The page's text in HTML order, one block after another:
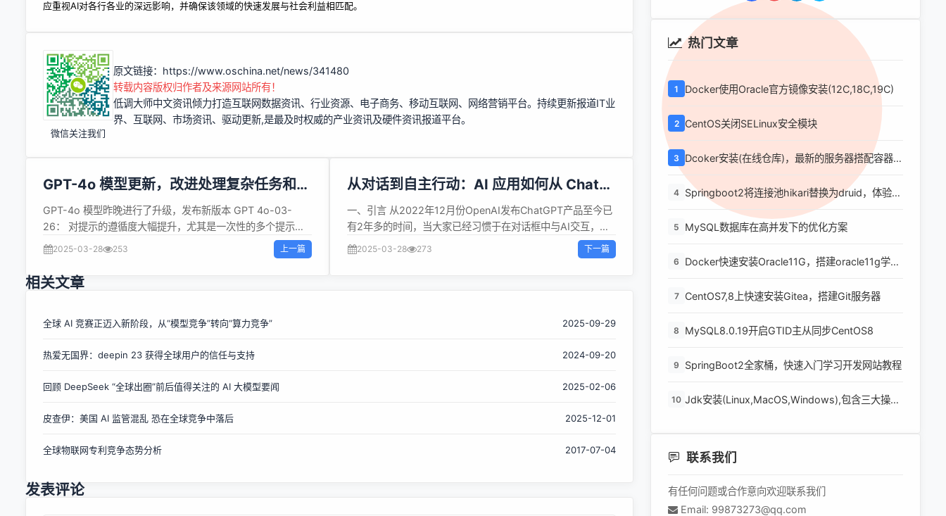
应重视AI对各行各业的深远影响，并确保该领域的快速发展与社会利益相匹配。
微信关注我们
原文链接： https://www.oschina.net/news/341480
转载内容版权归作者及来源网站所有！
低调大师中文资讯倾力打造互联网数据资讯、行业资源、电子商务、移动互联网、网络营销平台。持续更新报道IT业
界、互联网、市场资讯、驱动更新,是最及时权威的产业资讯及硬件资讯报道平台。
GPT-4o 模型更新，改进处理复杂任务和编
码能力
GPT-4o 模型昨晚进行了升级，发布新版本 GPT 4o-03-
26： 对提示的遵循度大幅提升，尤其是一次性的多个提示内
容 改进了处理复杂任务和编码能力 减少了过多的表情符号输
出问题 提高了直觉和创造能力 在竞技场排名中跃升至第2，超
过了其最新模型 GPT-4.5 最新的 GPT 4o-03-26 API 也已
经更新提供，代号为“chatgpt-4o-latest”。
2025-03-28 253 上一篇
从对话到自主行动：AI 应用如何从 Chat
进化为 Agent？开源项目源码深度揭秘
一、引言 从2022年12月份OpenAI发布ChatGPT产品至今已
有2年多的时间，当大家已经习惯于在对话框中与AI交互，习
惯于通过各种Prompt技巧让AI更好的理解并回答我们的问
题，似乎默认这就是一种比较好与AI的交互方式了。 然而，这
任务的拆解、自动的寻找可以使用的工具、自动的进行结果数
处理过程中，可以自己完成异常的检测和修改。就如同一位优
档、搜索网络知识、使用内部系统、自己编码验证方案可行
ChatBot 我们发送一条指令，AI被动的响应指令。即完成一轮
三、以「交付为中心」的多智能体Agent 我们发送一个任务，
2025-03-28 273 下一篇
相关文章
全球 AI 竞赛正迈入新阶段，从“模型竞争”转向“算力竞争” 2025-09-29
热爱无国界：deepin 23 获得全球用户的信任与支持 2024-09-20
回顾 DeepSeek “全球出圈”前后值得关注的 AI 大模型要闻 2025-02-06
皮查伊：美国 AI 监管混乱 恐在全球竞争中落后 2025-12-01
全球物联网专利竞争态势分析 2017-07-04
发表评论
热门文章
1 Docker使用Oracle官方镜像安装(12C,18C,19C)
2 CentOS关闭SELinux安全模块
3
Dcoker安装(在线仓库)，最新的服务器搭配容器使
用
4 Springboot2将连接池hikari替换为druid，体验最
强大的数据库连接池
5 MySQL数据库在高并发下的优化方案
6
Docker快速安装Oracle11G，搭建oracle11g学习
7 CentOS7,8上快速安装Gitea，搭建Git服务器
8 MySQL8.0.19开启GTID主从同步CentOS8
9 SpringBoot2全家桶，快速入门学习开发网站教程
10 Jdk安装(Linux,MacOS,Windows),包含三大操作
联系我们
有任何问题或合作意向欢迎联系我们
Email: 99873273@qq.com